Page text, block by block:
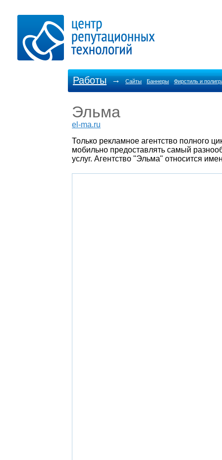
Работы → Сайты Баннеры Фирстиль и
Эльма
el-ma.ru
Только рекламное агентство полного
мобильно предоставлять самый
услуг. Агентство "Эльма" относится